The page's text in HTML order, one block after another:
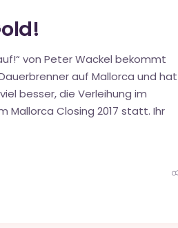
von Peter Wackel bekommt
auf Mallorca und hat
besser, die Verleihung im
Mallorca Closing 2017 statt. Ihr